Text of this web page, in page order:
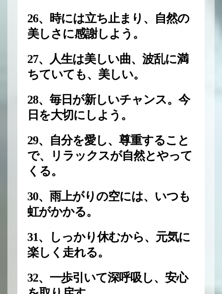
26、時には立ち止まり、自然の
美しさに感謝しよう。
27、人生は美しい曲、波乱に満
ちていても、美しい。
28、毎日が新しいチャンス。今
日を大切にしよう。
29、自分を愛し、尊重すること
で、リラックスが自然とやって
くる。
30、雨上がりの空には、いつも
虹がかかる。
31、しっかり休むから、元気に
楽しく走れる。
32、一歩引いて深呼吸し、安心